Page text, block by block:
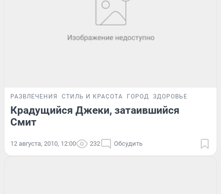
РАЗВЛЕЧЕНИЯ СТИЛЬ И КРАСОТА ГОРОД ЗДОРОВЬЕ
Крадущийся Джеки, затаившийся
Смит
12 августа, 2010, 12:00 232 Обсудить